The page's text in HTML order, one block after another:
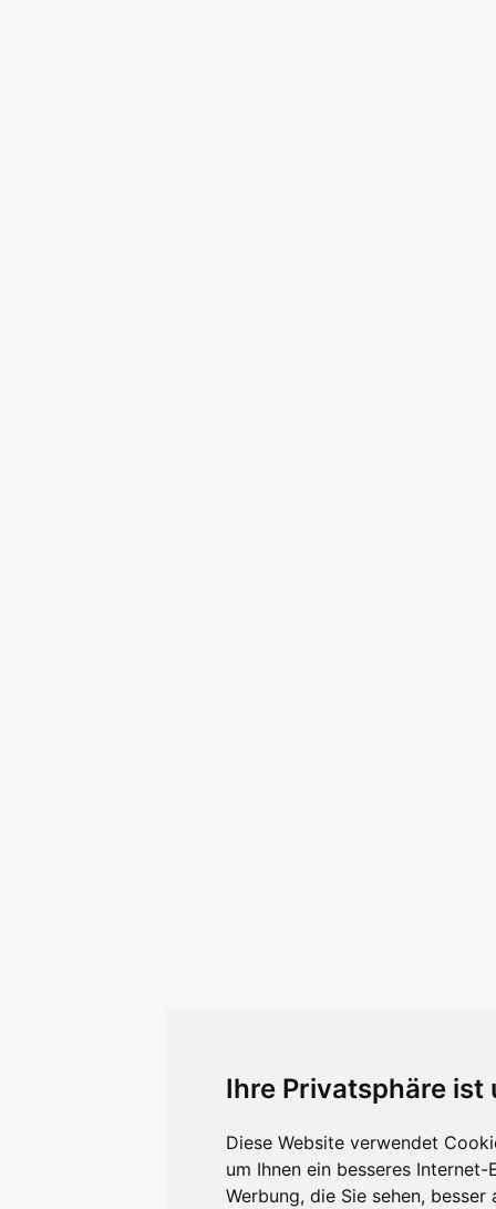
Ihre Privatsphäre ist
Diese Website verwendet
um Ihnen ein besseres
Werbung, die Sie sehen,